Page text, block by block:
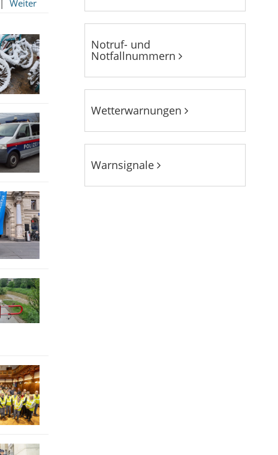
| Weiter
Notruf- und
Notfallnummern
Wetterwarnungen
Warnsignale